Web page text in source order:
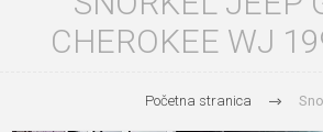
CHEROKEE WJ
Početna stranica